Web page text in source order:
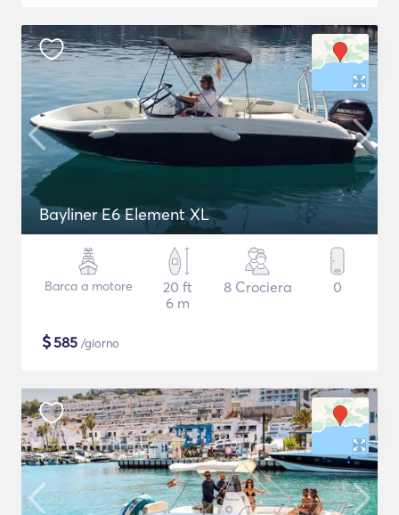
Bayliner E6 Element XL
Barca a motore
20 ft
6 m
8 Crociera 0
$585 /giorno